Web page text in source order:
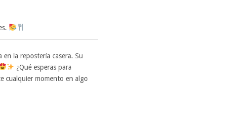
en la repostería casera. Su
¿Qué esperas para
cualquier momento en algo